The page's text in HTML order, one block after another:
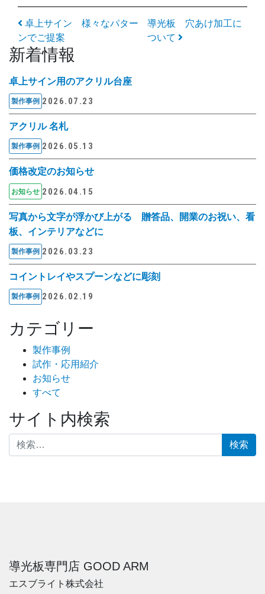
投稿ナビゲーション
卓上サイン 様々なパター
ンでご提案
導光板 穴あけ加工に
ついて
新着情報
卓上サイン用のアクリル台座
製作事例 2026.07.23
アクリル 名札
製作事例 2026.05.13
価格改定のお知らせ
お知らせ 2026.04.15
写真から文字が浮かび上がる 贈答品、開業のお祝い、看
板、インテリアなどに
製作事例 2026.03.23
コイントレイやスプーンなどに彫刻
製作事例 2026.02.19
カテゴリー
製作事例
試作・応用紹介
お知らせ
すべて
サイト内検索
検索:
導光板専門店 GOOD ARM
エスブライト株式会社